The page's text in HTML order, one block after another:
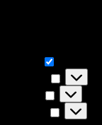
Štatistiky
Marketing